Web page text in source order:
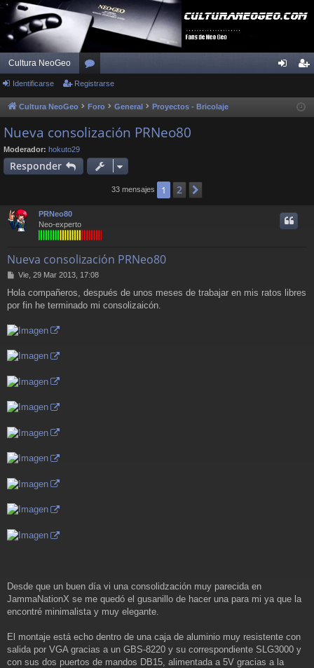
Cultura NeoGeo
or
os ist
Identificarse Registrarse
Cultura NeoGeo Foro General Proyectos - Bricolaje
Nueva consolización PRNeo80
Moderador: hokuto29
Responder
33 mensajes 1 2
PRNeo80
Neo-experto
Nueva consolización PRNeo80
M
n
s
j
e
Vie, 29 Mar 2013, 17:08
Hola compañeros, después de unos meses de trabajar en mis ratos libres
por fin he terminado mi consolizaicón.
Desde que un buen día vi una consolidzación muy parecida en
JammaNationX se me quedó el gusanillo de hacer una para mi ya que la
encontré minimalista y muy elegante.
El montaje está echo dentro de una caja de aluminio muy resistente con
salida por VGA gracias a un GBS-8220 y su correspondiente SLG3000 y
con sus dos puertos de mandos DB15, alimentada a 5V gracias a la